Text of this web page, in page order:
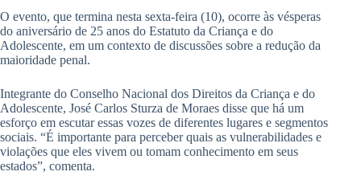
O evento, que termina nesta sexta-feira (10), ocorre às vésperas
do aniversário de 25 anos do Estatuto da Criança e do
Adolescente, em um contexto de discussões sobre a redução da
maioridade penal.
Integrante do Conselho Nacional dos Direitos da Criança e do
Adolescente, José Carlos Sturza de Moraes disse que há um
esforço em escutar essas vozes de diferentes lugares e segmentos
sociais. “É importante para perceber quais as vulnerabilidades e
violações que eles vivem ou tomam conhecimento em seus
estados”, comenta.